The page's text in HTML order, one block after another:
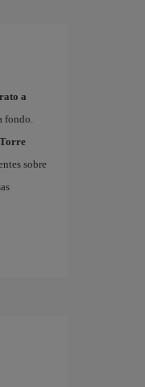
a
fondo.
Torre
sobre